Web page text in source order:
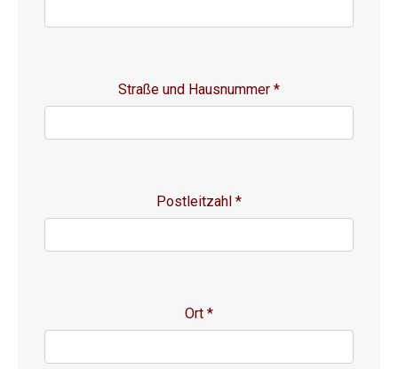
Straße und Hausnummer *
Postleitzahl *
Ort *